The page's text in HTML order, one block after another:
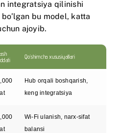
integratsiya qilinishi
bu model, katta
ajoyib.
Qo’shimcha xususiyatlari
Hub orqali boshqarish,
keng integratsiya
Wi-Fi ulanish, narx-sifat
balansi